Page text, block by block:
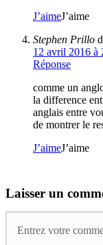
J’aimeJ’aime
Stephen Prillo
12 avril 2016 à
Réponse
comme un
la difference
anglais entre
de montrer le
J’aimeJ’aime
Laisser un